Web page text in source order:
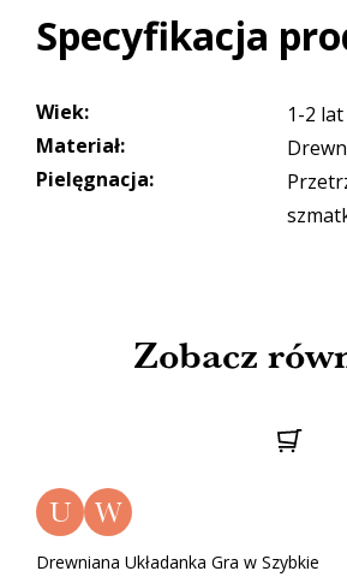
Specyfikacja
Wiek:
1-2 lat
Materiał:
Pielęgnacja:
Zobacz
U W
Drewniana Układanka Gra w Szybkie